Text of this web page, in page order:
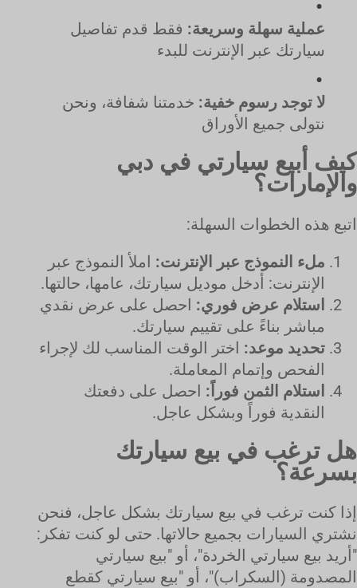
عملية سهلة وسريعة: فقط قدم تفاصيل
سيارتك عبر الإنترنت للبدء
لا توجد رسوم خفية: خدمتنا شفافة، ونحن
نتولى جميع الأوراق
كيف أبيع سيارتي في دبي
والإمارات؟
اتبع هذه الخطوات السهلة:
ملء النموذج عبر الإنترنت: املأ النموذج عبر
الإنترنت: أدخل موديل سيارتك، عامها، حالتها.
استلام عرض فوري: احصل على عرض نقدي
مباشر بناءً على تقييم سيارتك.
تحديد موعد: اختر الوقت المناسب لك لإجراء
الفحص وإتمام المعاملة.
استلام الثمن فوراً: احصل على دفعتك
النقدية فوراً وبشكل عاجل.
هل ترغب في بيع سيارتك
بسرعة؟
إذا كنت ترغب في بيع سيارتك بشكل عاجل، فنحن
نشتري السيارات بجميع حالاتها. حتى لو كنت تفكر:
"أريد بيع سيارتي الخردة"، أو "بيع سيارتي
المصدومة (السكراب)"، أو "بيع سيارتي كقطع